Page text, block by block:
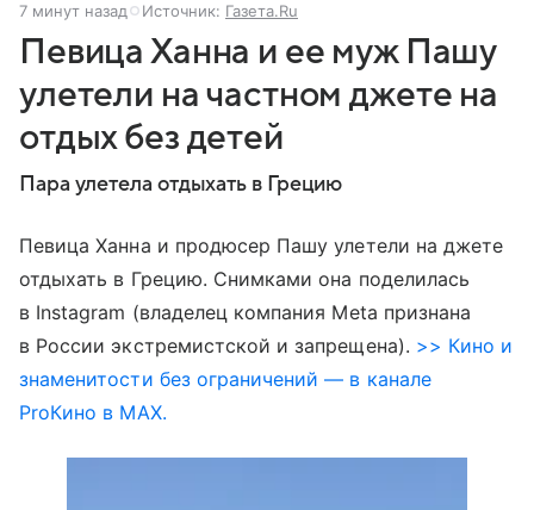
7 минут назад Источник: Газета.Ru
Певица Ханна и ее муж Пашу
улетели на частном джете на
отдых без детей
Пара улетела отдыхать в Грецию
Певица Ханна и продюсер Пашу улетели на джете
отдыхать в Грецию. Снимками она поделилась
в Instagram (владелец компания Meta признана
в России экстремистской и запрещена). >> Кино и
знаменитости без ограничений — в канале
ProКино в MAX.